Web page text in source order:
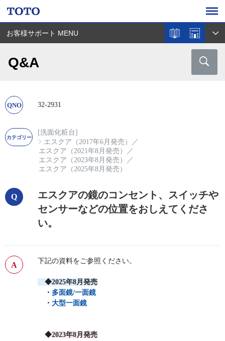
お客様サポート MENU
Q&A
32-2931
[洗面化粧台]
エスクア（2017年6月発売）
／
エスクア（2021年8月発売）
／
エスクア（2023年8月発売）
／
エスクア（2025年8月発売）
エスクアの鏡のコンセント、スイッチや
センサーなどの位置をおしえてくださ
い。
下記の資料をご参照ください。
◆2025年8月発売
・ 多面鏡/一面鏡
・ 大型一面鏡
◆2023年8月発売